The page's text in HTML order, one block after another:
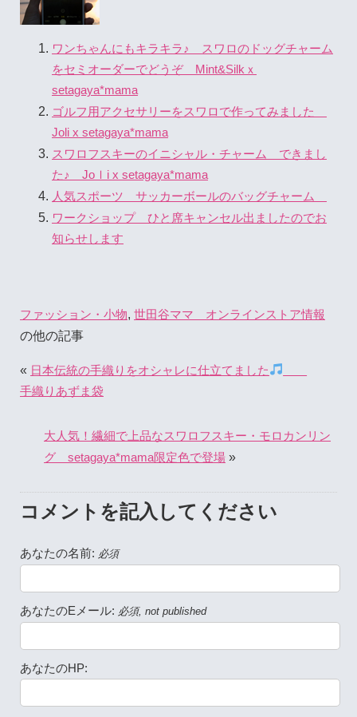
ワンちゃんにもキラキラ♪ スワロのドッグチャーム
をセミオーダーでどうぞ Mint&Silkｘ
setagaya*mama
ゴルフ用アクセサリーをスワロで作ってみました
Joli x setagaya*mama
スワロフスキーのイニシャル・チャーム できまし
た♪ Joｌi x setagaya*mama
人気スポーツ サッカーボールのバッグチャーム
ワークショップ ひと席キャンセル出ましたのでお
知らせします
ファッション・小物, 世田谷ママ オンラインストア情報
の他の記事
« 日本伝統の手織りをオシャレに仕立てました
手織りあずま袋
大人気！繊細で上品なスワロフスキー・モロカンリン
グ setagaya*mama限定色で登場 »
コメントを記入してください
あなたの名前: 必須
あなたのEメール: 必須, not published
あなたのHP: